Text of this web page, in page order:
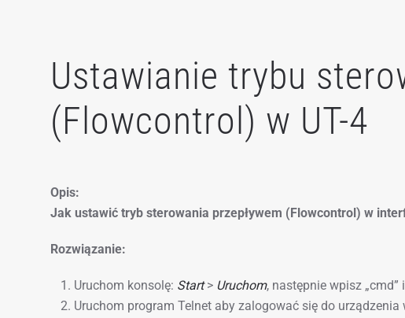
Ustawianie trybu
(Flowcontrol) w UT-4
Opis:
Jak ustawić tryb sterowania przepływem (Flowcontrol) w
Rozwiązanie:
Uruchom konsolę: Start> Uruchom, następnie wpisz „cmd”
Uruchom program Telnet aby zalogować się do urządzenia